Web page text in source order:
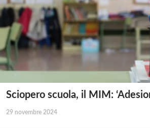
Sciopero scuola, il MIM:
29 novembre 2024